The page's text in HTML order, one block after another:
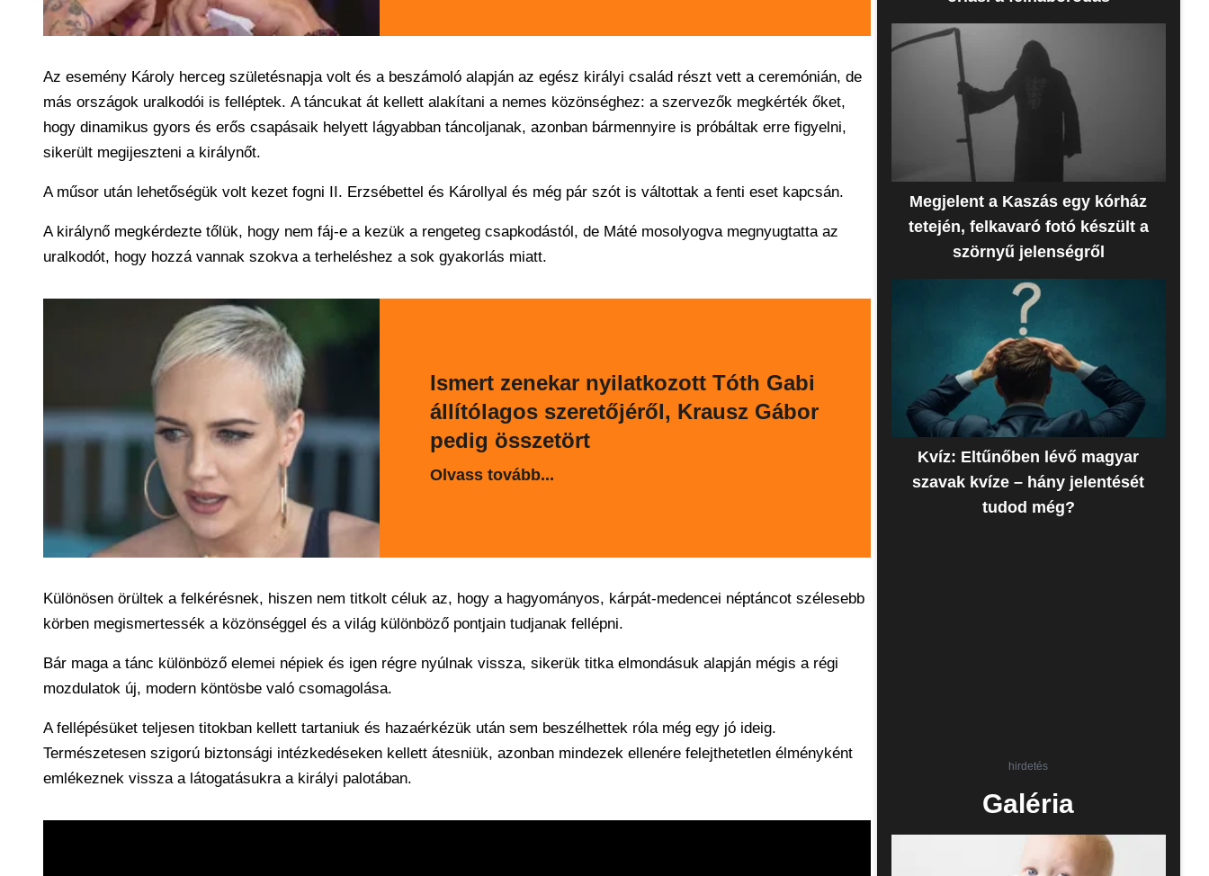
Az esemény Károly herceg születésnapja volt és a beszámoló alapján az egész királyi család részt vett a ceremónián, de
más országok uralkodói is felléptek. A táncukat át kellett alakítani a nemes közönséghez: a szervezők megkérték őket,
hogy dinamikus gyors és erős csapásaik helyett lágyabban táncoljanak, azonban bármennyire is próbáltak erre figyelni,
sikerült megijeszteni a királynőt.
A műsor után lehetőségük volt kezet fogni II. Erzsébettel és Károllyal és még pár szót is váltottak a fenti eset kapcsán.
A királynő megkérdezte tőlük, hogy nem fáj-e a kezük a rengeteg csapkodástól, de Máté mosolyogva megnyugtatta az
uralkodót, hogy hozzá vannak szokva a terheléshez a sok gyakorlás miatt.
Ismert zenekar nyilatkozott Tóth Gabi
állítólagos szeretőjéről, Krausz Gábor
pedig összetört
Olvass tovább...
Különösen örültek a felkérésnek, hiszen nem titkolt céluk az, hogy a hagyományos, kárpát-medencei néptáncot szélesebb
körben megismertessék a közönséggel és a világ különböző pontjain tudjanak fellépni.
Bár maga a tánc különböző elemei népiek és igen régre nyúlnak vissza, sikerük titka elmondásuk alapján mégis a régi
mozdulatok új, modern köntösbe való csomagolása.
A fellépésüket teljesen titokban kellett tartaniuk és hazaérkézük után sem beszélhettek róla még egy jó ideig.
Természetesen szigorú biztonsági intézkedéseken kellett átesniük, azonban mindezek ellenére felejthetetlen élményként
emlékeznek vissza a látogatásukra a királyi palotában.
Megjelent a Kaszás egy kórház
tetején, felkavaró fotó készült a
szörnyű jelenségről
Kvíz: Eltűnőben lévő magyar
szavak kvíze – hány jelentését
tudod még?
hirdetés
Galéria